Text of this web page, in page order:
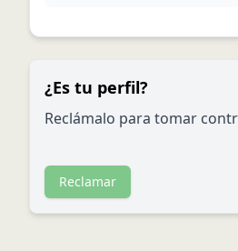
¿Es tu perfil?
Reclámalo para tomar
Reclamar